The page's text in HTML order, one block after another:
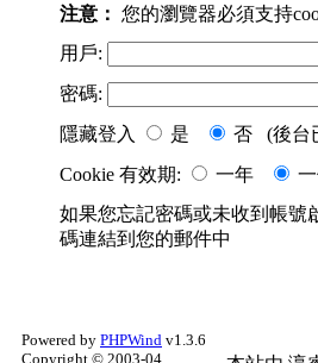
注意： 您的瀏覽器必須支持
用戶:
密碼:
隱藏登入
是
否 (後台
Cookie 有效期:
一年
如果您忘記密碼或未收到帳號
碼連結到您的郵件中
Powered by PHPWind v1.3.6
Copyright © 2003-04